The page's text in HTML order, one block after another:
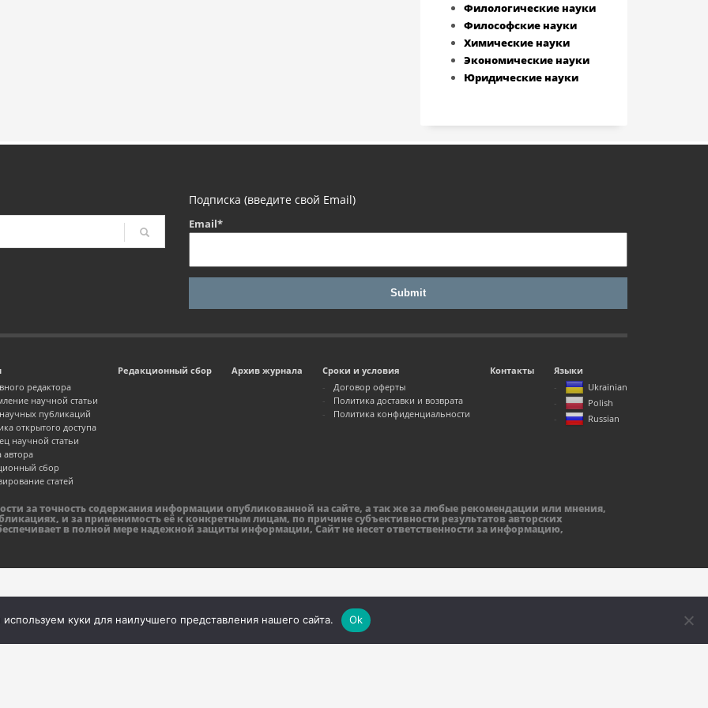
Филологические науки
Философские науки
Химические науки
Экономические науки
Юридические науки
Подписка (введите свой Email)
Email*
редактора
научной статьи
публикаций
открытого доступа
научной статьи
автора
сбор
статей
Редакционный сбор Архив журнала
Сроки и условия
Договор оферты
Политика доставки и возврата
Политика конфиденциальности
Контакты
Языки
Ukrainian
Polish
Russian
за точность содержания информации опубликованной на сайте, а так же за любые рекомендации или мнения,
и за применимость её к конкретным лицам, по причине субъективности результатов авторских
в полной мере надежной защиты информации, Сайт не несет ответственности за информацию,
куки для наилучшего представления нашего сайта. Ok